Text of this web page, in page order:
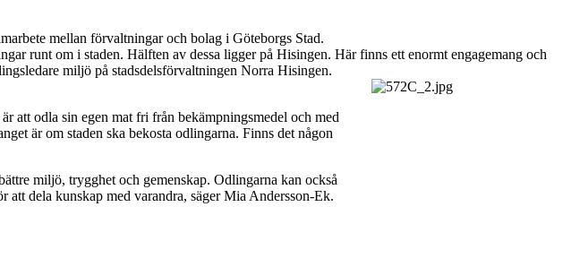
mellan förvaltningar och bolag i Göteborgs Stad.
runt om i staden. Hälften av dessa ligger på Hisingen. Här finns ett enormt engagemang och
miljö på stadsdelsförvaltningen Norra Hisingen.
att odla sin egen mat fri från bekämpningsmedel och med
är om staden ska bekosta odlingarna. Finns det någon
miljö, trygghet och gemenskap. Odlingarna kan också
att dela kunskap med varandra, säger Mia Andersson-Ek.